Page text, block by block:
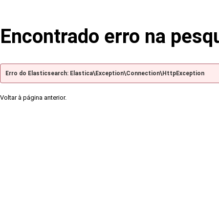
Encontrado erro na
Erro do Elasticsearch: Elastica\Exception\Connection\HttpException
Voltar à página anterior.